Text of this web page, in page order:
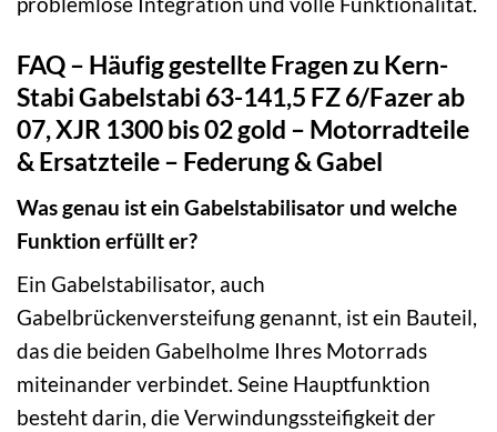
FAQ – Häufig gestellte Fragen zu Kern-
Stabi Gabelstabi 63-141,5 FZ 6/Fazer ab
07, XJR 1300 bis 02 gold – Motorradteile
& Ersatzteile – Federung & Gabel
Was genau ist ein Gabelstabilisator und welche
Funktion erfüllt er?
Ein Gabelstabilisator, auch
Gabelbrückenversteifung genannt, ist ein Bauteil,
das die beiden Gabelholme Ihres Motorrads
miteinander verbindet. Seine Hauptfunktion
besteht darin, die Verwindungssteifigkeit der